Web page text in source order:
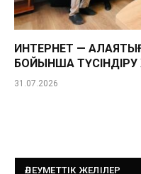
ИНТЕРНЕТ —
БОЙЫНША
31.07.2026
ӘЛЕУМЕТТІК ЖЕЛІЛЕР